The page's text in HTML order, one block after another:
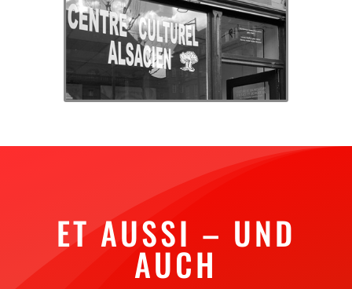
ET AUSSI – UND
AUCH